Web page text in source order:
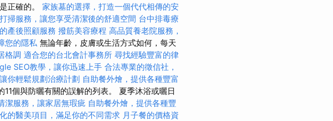
正確的。 家族墓的選擇，打造一個代代相傳的安
掃服務，讓您享受清潔後的舒適空間 台中排毒療
產後照顧服務 撥筋美容療程 高品質養老院服務，
您的隱私 無論年齡，皮膚或生活方式如何，每天
格調 適合您的台北會計事務所 尋找經驗豐富的律
SEO教學，讓你迅速上手 合法專業的徵信社，
你輕鬆規劃治療計劃 自助餐外燴，提供各種豐富
個與防曬有關的誤解的列表。 夏季沐浴或曬日
潔服務，讓家居無瑕疵 自助餐外燴，提供各種豐
的醫美項目，滿足你的不同需求 月子餐的價格資